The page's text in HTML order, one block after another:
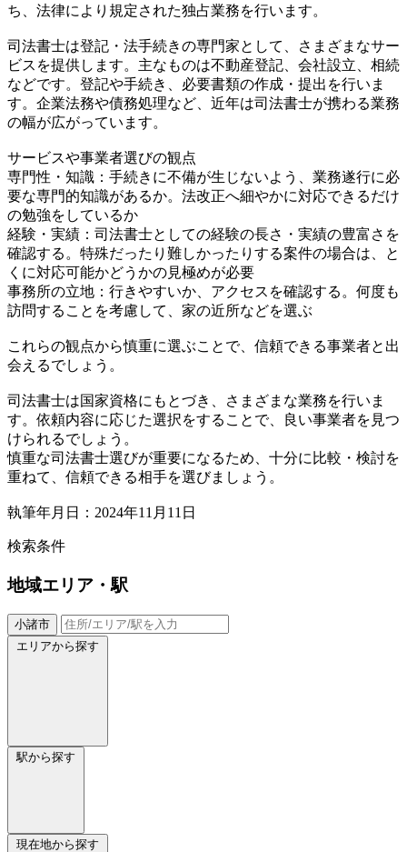
ち、法律により規定された独占業務を行います。
司法書士は登記・法手続きの専門家として、さまざまなサー
ビスを提供します。主なものは不動産登記、会社設立、相続
などです。登記や手続き、必要書類の作成・提出を行いま
す。企業法務や債務処理など、近年は司法書士が携わる業務
の幅が広がっています。
サービスや事業者選びの観点
専門性・知識：手続きに不備が生じないよう、業務遂行に必
要な専門的知識があるか。法改正へ細やかに対応できるだけ
の勉強をしているか
経験・実績：司法書士としての経験の長さ・実績の豊富さを
確認する。特殊だったり難しかったりする案件の場合は、と
くに対応可能かどうかの見極めが必要
事務所の立地：行きやすいか、アクセスを確認する。何度も
訪問することを考慮して、家の近所などを選ぶ
これらの観点から慎重に選ぶことで、信頼できる事業者と出
会えるでしょう。
司法書士は国家資格にもとづき、さまざまな業務を行いま
す。依頼内容に応じた選択をすることで、良い事業者を見つ
けられるでしょう。
慎重な司法書士選びが重要になるため、十分に比較・検討を
重ねて、信頼できる相手を選びましょう。
執筆年月日：2024年11月11日
検索条件
地域エリア・駅
小諸市
エリアから探す
駅から探す
現在地から探す